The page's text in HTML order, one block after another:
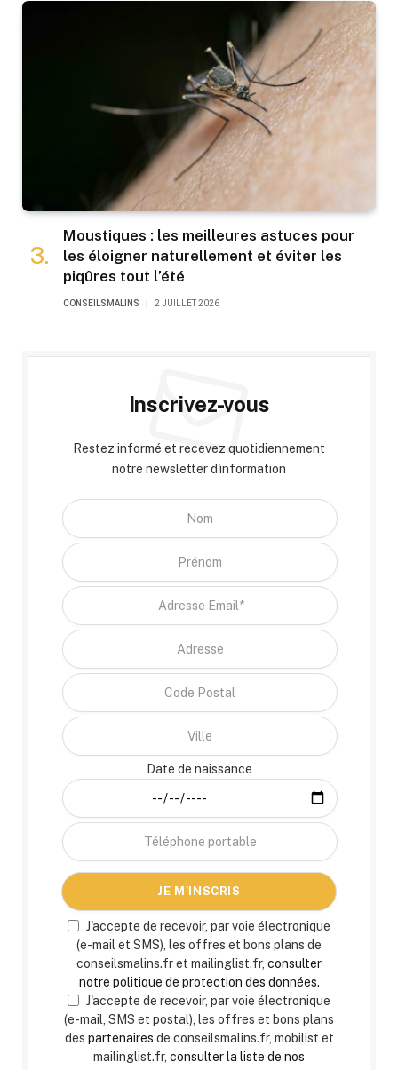
Moustiques : les meilleures astuces pour
les éloigner naturellement et éviter les
piqûres tout l’été
CONSEILSMALINS 2 JUILLET 2026
Inscrivez-vous
Restez informé et recevez quotidiennement
notre newsletter d'information
Date de naissance
J'accepte de recevoir, par voie électronique
(e-mail et SMS), les offres et bons plans de
conseilsmalins.fr et mailinglist.fr, consulter
notre politique de protection des données.
J'accepte de recevoir, par voie électronique
(e-mail, SMS et postal), les offres et bons plans
des partenaires de conseilsmalins.fr, mobilist et
mailinglist.fr, consulter la liste de nos